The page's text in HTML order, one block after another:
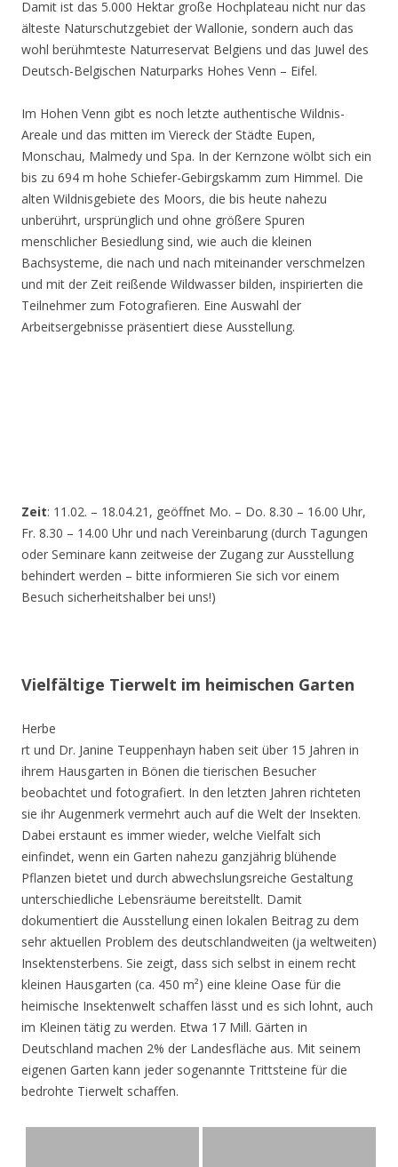
Damit ist das 5.000 Hektar große Hochplateau nicht nur das
älteste Naturschutzgebiet der Wallonie, sondern auch das
wohl berühmteste Naturreservat Belgiens und das Juwel des
Deutsch-Belgischen Naturparks Hohes Venn – Eifel.
Im Hohen Venn gibt es noch letzte authentische Wildnis-
Areale und das mitten im Viereck der Städte Eupen,
Monschau, Malmedy und Spa. In der Kernzone wölbt sich ein
bis zu 694 m hohe Schiefer-Gebirgskamm zum Himmel. Die
alten Wildnisgebiete des Moors, die bis heute nahezu
unberührt, ursprünglich und ohne größere Spuren
menschlicher Besiedlung sind, wie auch die kleinen
Bachsysteme, die nach und nach miteinander verschmelzen
und mit der Zeit reißende Wildwasser bilden, inspirierten die
Teilnehmer zum Fotografieren. Eine Auswahl der
Arbeitsergebnisse präsentiert diese Ausstellung.
Zeit: 11.02. – 18.04.21, geöffnet Mo. – Do. 8.30 – 16.00 Uhr,
Fr. 8.30 – 14.00 Uhr und nach Vereinbarung (durch Tagungen
oder Seminare kann zeitweise der Zugang zur Ausstellung
behindert werden – bitte informieren Sie sich vor einem
Besuch sicherheitshalber bei uns!)
Vielfältige Tierwelt im heimischen Garten
Herbe
rt und Dr. Janine Teuppenhayn haben seit über 15 Jahren in
ihrem Hausgarten in Bönen die tierischen Besucher
beobachtet und fotografiert. In den letzten Jahren richteten
sie ihr Augenmerk vermehrt auch auf die Welt der Insekten.
Dabei erstaunt es immer wieder, welche Vielfalt sich
einfindet, wenn ein Garten nahezu ganzjährig blühende
Pflanzen bietet und durch abwechslungsreiche Gestaltung
unterschiedliche Lebensräume bereitstellt. Damit
dokumentiert die Ausstellung einen lokalen Beitrag zu dem
sehr aktuellen Problem des deutschlandweiten (ja weltweiten)
Insektensterbens. Sie zeigt, dass sich selbst in einem recht
kleinen Hausgarten (ca. 450 m²) eine kleine Oase für die
heimische Insektenwelt schaffen lässt und es sich lohnt, auch
im Kleinen tätig zu werden. Etwa 17 Mill. Gärten in
Deutschland machen 2% der Landesfläche aus. Mit seinem
eigenen Garten kann jeder sogenannte Trittsteine für die
bedrohte Tierwelt schaffen.